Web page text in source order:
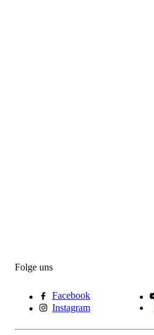
Folge uns
Facebook
Instagram